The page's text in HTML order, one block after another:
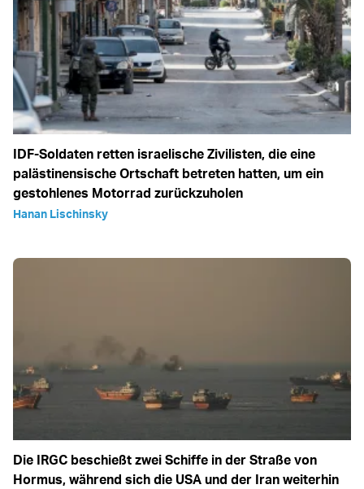
IDF-Soldaten retten israelische Zivilisten, die eine
palästinensische Ortschaft betreten hatten, um ein
gestohlenes Motorrad zurückzuholen
Hanan Lischinsky
Die IRGC beschießt zwei Schiffe in der Straße von
Hormus, während sich die USA und der Iran weiterhin